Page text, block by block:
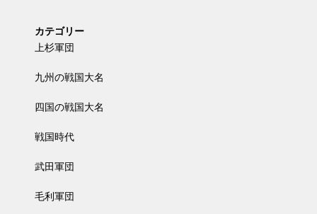
カテゴリー
上杉軍団
九州の戦国大名
四国の戦国大名
戦国時代
武田軍団
毛利軍団